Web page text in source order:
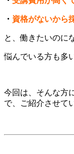
・ 資格がないから
と、働きたいのに
悩んでいる方も多
今回は、そんな方
で、ご紹介させて